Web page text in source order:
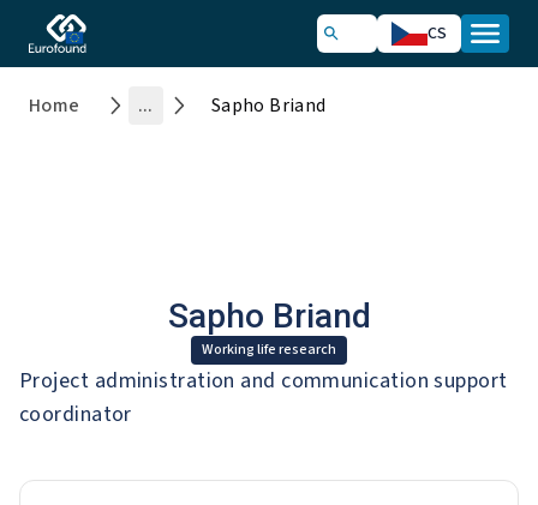
CS
Home ... Sapho Briand
Working life research
Sapho Briand
Project administration and communication support
coordinator